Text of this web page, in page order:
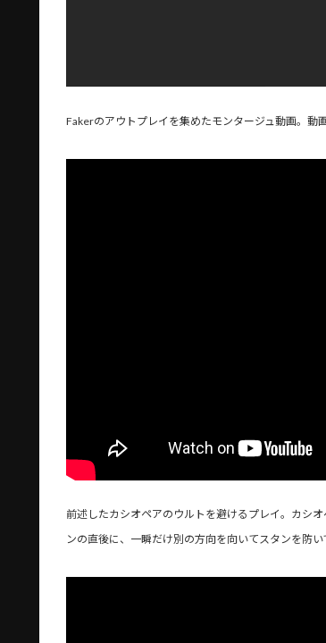
Fakerのアウトプレイを集めたモンタージュ動画。動
前述したカシオペアのウルトを避けるプレイ。カシ
ンの直後に、一瞬だけ別の方向を向いてスタンを防い